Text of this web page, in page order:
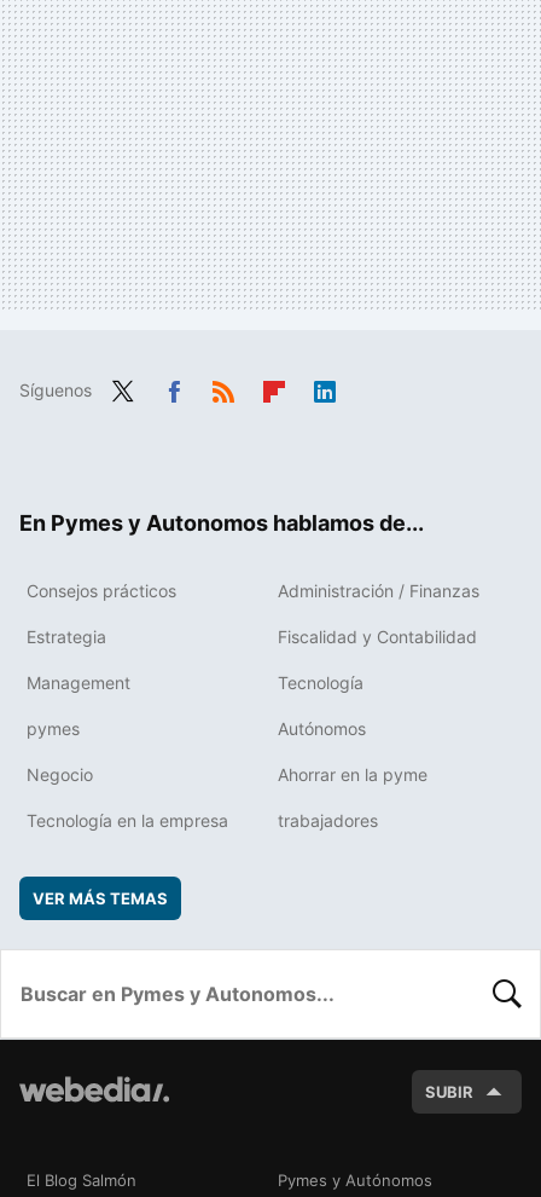
Síguenos
En Pymes y Autonomos hablamos de...
Consejos prácticos Administración / Finanzas
Estrategia Fiscalidad y Contabilidad
Management Tecnología
pymes Autónomos
Negocio Ahorrar en la pyme
Tecnología en la empresa trabajadores
VER MÁS TEMAS
SUBIR
El Blog Salmón Pymes y Autónomos